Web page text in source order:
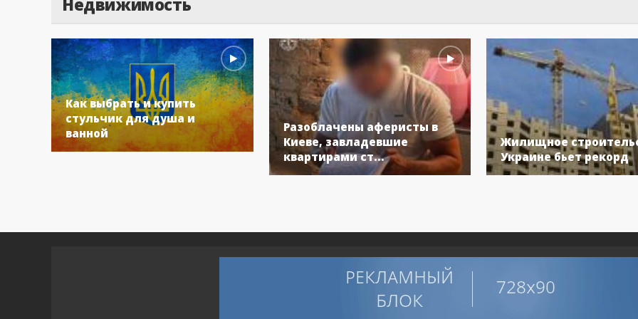
Недвижимость
Как выбрать и купить
стульчик для душа и
ванной
Разоблачены аферисты в
Киеве, завладевшие
квартирами ст...
Жилищное
Украине бьет рекорд